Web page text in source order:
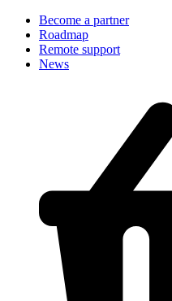
Become a partner
Roadmap
Remote support
News